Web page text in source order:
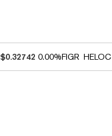
$0.32742 0.00%FIGR_HELOC